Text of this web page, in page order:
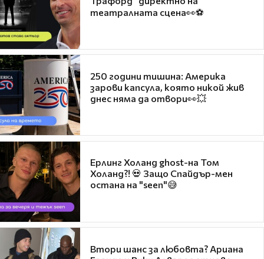
театралната сцена👀⚽
250 години тишина: Америка
зарови капсула, която никой жив
днес няма да отвори👀💥
Ерлинг Холанд ghost-на Том
Холанд?! 💀 Защо Спайдър-мен
остана на "seen"😅
Втори шанс за любовта? Ариана